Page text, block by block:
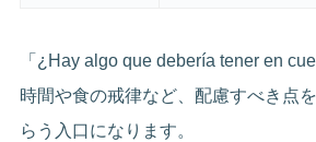
「¿Hay algo que debería tener en
時間や食の戒律など、配慮すべき点
らう入口になります。